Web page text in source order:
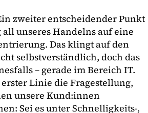
zweiter entscheidender Punkt
unseres Handelns auf eine
Das klingt auf den
selbstverständlich, doch das
– gerade im Bereich IT.
Linie die Fragestellung,
unsere Kund:innen
Sei es unter Schnelligkeits-,